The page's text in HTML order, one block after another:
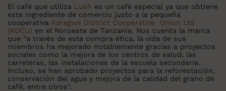
El café que utiliza Lush es un café especial ya que obtiene
este ingrediente de comercio justo a la pequeña
cooperativa Karagwe District Cooperative Union Ltd
(KDCU) en el Noroeste de Tanzania. Nos cuenta la marca
que "a través de esta compra ética, la vida de sus
miembros ha mejorado notablemente gracias a proyectos
sociales como la mejora de los centros de salud, las
carreteras, las instalaciones de la escuela secundaria.
Incluso, se han aprobado proyectos para la reforestación,
conservación del agua y mejora de la calidad del grano de
café, entre otros".